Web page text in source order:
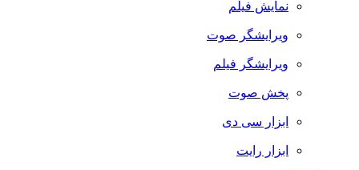
نمایش فیلم
ویرایشگر صوت
ویرایشگر فیلم
پخش صوت
ابزار سی دی
ابزار رایت